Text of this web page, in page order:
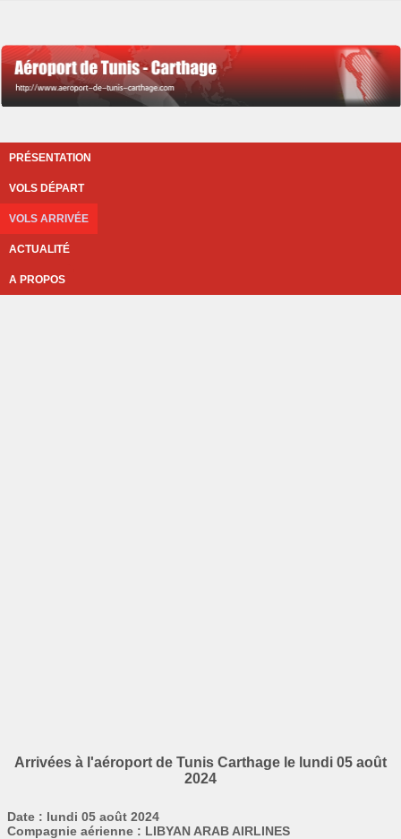
PRÉSENTATION
VOLS DÉPART
VOLS ARRIVÉE
ACTUALITÉ
A PROPOS
Arrivées à l'aéroport de Tunis Carthage le lundi 05 août
2024
Date : lundi 05 août 2024
Compagnie aérienne : LIBYAN ARAB AIRLINES